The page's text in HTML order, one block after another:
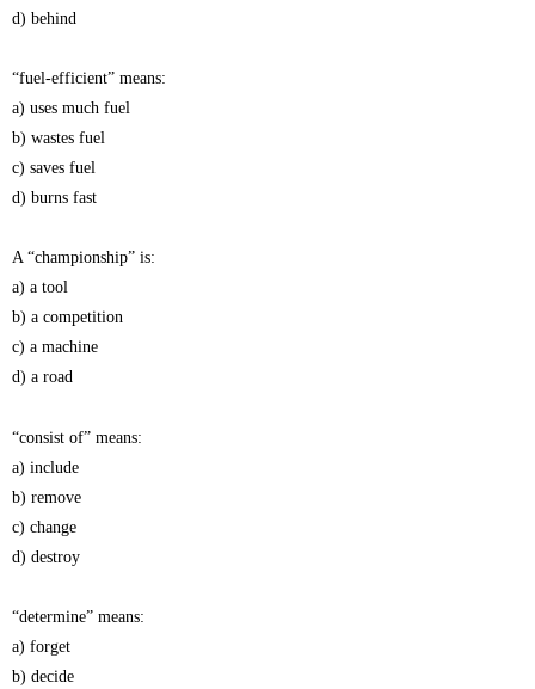
d) behind
“fuel-efficient” means:
a) uses much fuel
b) wastes fuel
c) saves fuel
d) burns fast
A “championship” is:
a) a tool
b) a competition
c) a machine
d) a road
“consist of” means:
a) include
b) remove
c) change
d) destroy
“determine” means:
a) forget
b) decide